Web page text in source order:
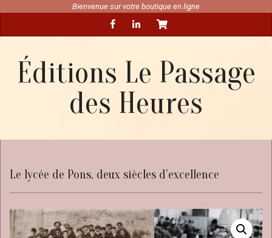
content
Bienvenue sur votre boutique en ligne
Navigation
Éditions Le Passage
des Heures
Le lycée de Pons, deux siècles d’excellence